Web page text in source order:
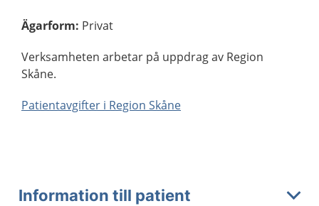
Ägarform: Privat
Verksamheten arbetar på uppdrag av Region
Skåne.
Patientavgifter i Region Skåne
Information till patient